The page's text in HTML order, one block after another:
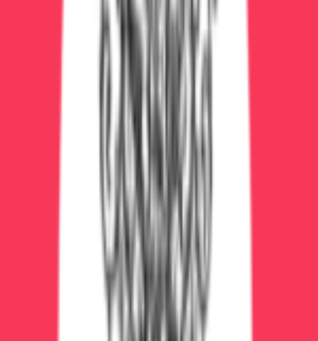
Нет
Яркие, пугающие
агрессия
опохмелиться
Норма или 37-
37.5°C
38-41°C
Низкая Смертельная
Первая помощь при белой
Что делать НЕМЕДЛЕННО:
Вызвать скорую психиатрическую помощь:
+7 (473) 240-87-27
(наша выездная
Обеспечить безопасность:
убрать острые
предметы, запереть окна, не оставлять одного
Не спорить с галлюцинациями: